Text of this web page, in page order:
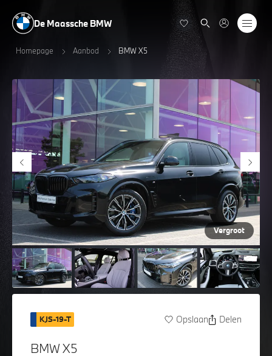
De Maassche BMW
Homepage Aanbod BMW X5
Vergroot
KJS-19-T Opslaan Delen
BMW X5